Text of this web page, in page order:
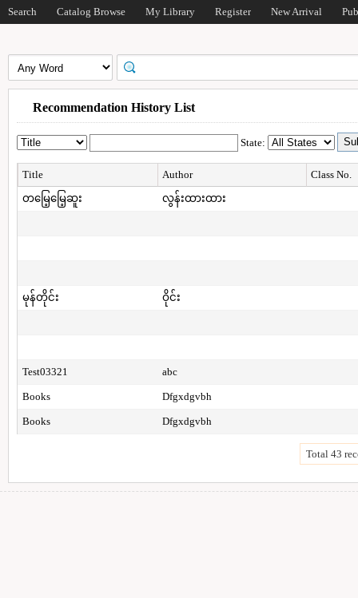
Search Catalog Browse My Library Register New Arrival
Recommendation History List
State:
Title Author
Class No.
တမြေ့မြေ့ဆူး
လွန်းထားထား
မုန်တိုင်း ဝိုင်း
Test03321 abc
Books Dfgxdgvbh
Books Dfgxdgvbh
Total 43